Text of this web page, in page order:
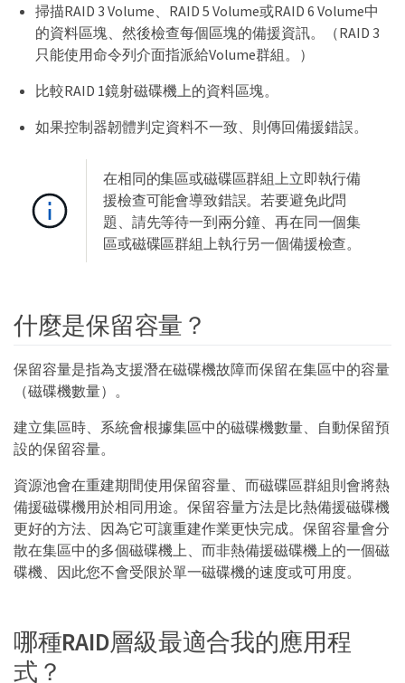
掃描RAID 3 Volume、RAID 5 Volume或RAID 6 Volume中
的資料區塊、然後檢查每個區塊的備援資訊。（RAID 3
只能使用命令列介面指派給Volume群組。）
比較RAID 1鏡射磁碟機上的資料區塊。
如果控制器韌體判定資料不一致、則傳回備援錯誤。
在相同的集區或磁碟區群組上立即執行備
援檢查可能會導致錯誤。若要避免此問
題、請先等待一到兩分鐘、再在同一個集
區或磁碟區群組上執行另一個備援檢查。
什麼是保留容量？
保留容量是指為支援潛在磁碟機故障而保留在集區中的容量
（磁碟機數量）。
建立集區時、系統會根據集區中的磁碟機數量、自動保留預
設的保留容量。
資源池會在重建期間使用保留容量、而磁碟區群組則會將熱
備援磁碟機用於相同用途。保留容量方法是比熱備援磁碟機
更好的方法、因為它可讓重建作業更快完成。保留容量會分
散在集區中的多個磁碟機上、而非熱備援磁碟機上的一個磁
碟機、因此您不會受限於單一磁碟機的速度或可用度。
哪種RAID層級最適合我的應用程
式？